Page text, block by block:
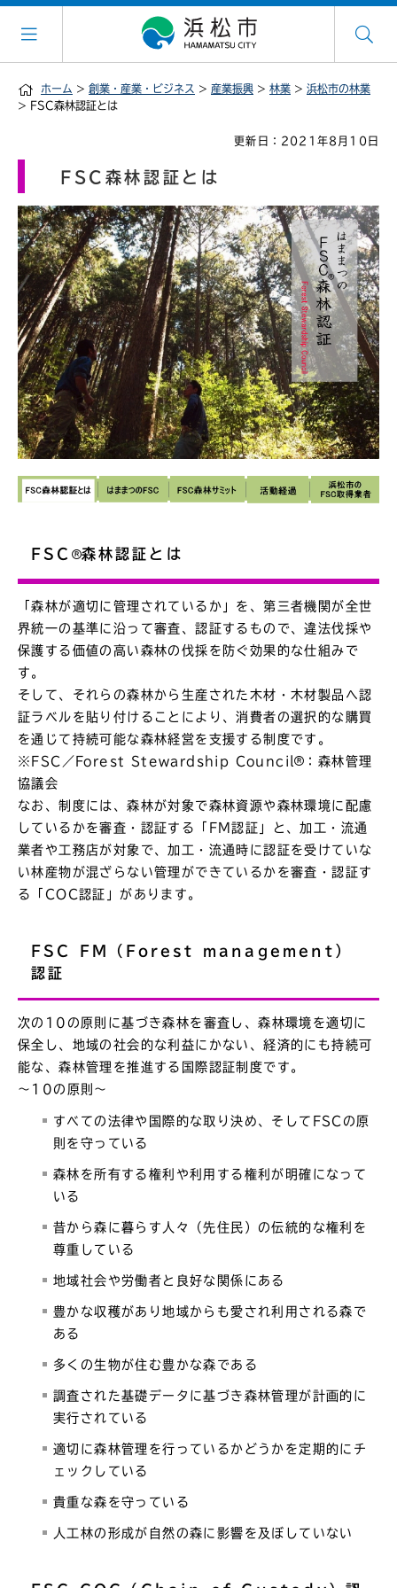
ホーム > 創業・産業・ビジネス > 産業振興 > 林業 > 浜松市の林業
> FSC森林認証とは
更新日：2021年8月10日
FSC森林認証とは
FSC 森林認証とは
「森林が適切に管理されているか」を、第三者機関が全世
界統一の基準に沿って審査、認証するもので、違法伐採や
保護する価値の高い森林の伐採を防ぐ効果的な仕組みで
す。
そして、それらの森林から生産された木材・木材製品へ認
証ラベルを貼り付けることにより、消費者の選択的な購買
を通じて持続可能な森林経営を支援する制度です。
※FSC／Forest Stewardship Council
：森林管理
協議会
なお、制度には、森林が対象で森林資源や森林環境に配慮
しているかを審査・認証する「FM認証」と、加工・流通
業者や工務店が対象で、加工・流通時に認証を受けていな
い林産物が混ざらない管理ができているかを審査・認証す
る「COC認証」があります。
FSC FM（Forest management）
認証
次の10の原則に基づき森林を審査し、森林環境を適切に
保全し、地域の社会的な利益にかない、経済的にも持続可
能な、森林管理を推進する国際認証制度です。
～10の原則～
すべての法律や国際的な取り決め、そしてFSCの原
則を守っている
森林を所有する権利や利用する権利が明確になって
いる
昔から森に暮らす人々（先住民）の伝統的な権利を
尊重している
地域社会や労働者と良好な関係にある
豊かな収穫があり地域からも愛され利用される森で
ある
多くの生物が住む豊かな森である
調査された基礎データに基づき森林管理が計画的に
実行されている
適切に森林管理を行っているかどうかを定期的にチ
ェックしている
貴重な森を守っている
人工林の形成が自然の森に影響を及ぼしていない